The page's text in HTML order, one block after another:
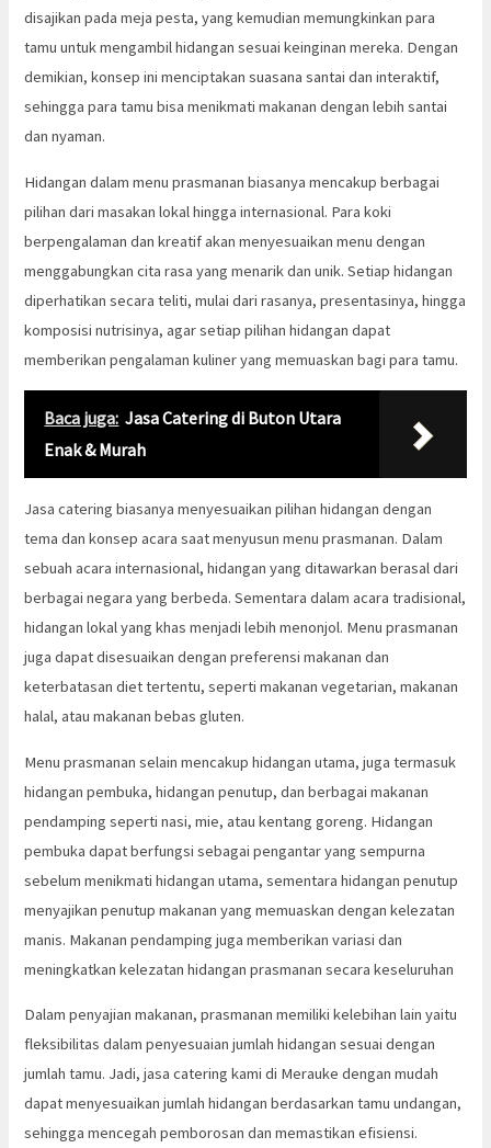
disajikan pada meja pesta, yang kemudian memungkinkan para
tamu untuk mengambil hidangan sesuai keinginan mereka. Dengan
demikian, konsep ini menciptakan suasana santai dan interaktif,
sehingga para tamu bisa menikmati makanan dengan lebih santai
dan nyaman.
Hidangan dalam menu prasmanan biasanya mencakup berbagai
pilihan dari masakan lokal hingga internasional. Para koki
berpengalaman dan kreatif akan menyesuaikan menu dengan
menggabungkan cita rasa yang menarik dan unik. Setiap hidangan
diperhatikan secara teliti, mulai dari rasanya, presentasinya, hingga
komposisi nutrisinya, agar setiap pilihan hidangan dapat
memberikan pengalaman kuliner yang memuaskan bagi para tamu.
Baca juga: Jasa Catering di Buton Utara
Enak & Murah
Jasa catering biasanya menyesuaikan pilihan hidangan dengan
tema dan konsep acara saat menyusun menu prasmanan. Dalam
sebuah acara internasional, hidangan yang ditawarkan berasal dari
berbagai negara yang berbeda. Sementara dalam acara tradisional,
hidangan lokal yang khas menjadi lebih menonjol. Menu prasmanan
juga dapat disesuaikan dengan preferensi makanan dan
keterbatasan diet tertentu, seperti makanan vegetarian, makanan
halal, atau makanan bebas gluten.
Menu prasmanan selain mencakup hidangan utama, juga termasuk
hidangan pembuka, hidangan penutup, dan berbagai makanan
pendamping seperti nasi, mie, atau kentang goreng. Hidangan
pembuka dapat berfungsi sebagai pengantar yang sempurna
sebelum menikmati hidangan utama, sementara hidangan penutup
menyajikan penutup makanan yang memuaskan dengan kelezatan
manis. Makanan pendamping juga memberikan variasi dan
meningkatkan kelezatan hidangan prasmanan secara keseluruhan
Dalam penyajian makanan, prasmanan memiliki kelebihan lain yaitu
fleksibilitas dalam penyesuaian jumlah hidangan sesuai dengan
jumlah tamu. Jadi, jasa catering kami di Merauke dengan mudah
dapat menyesuaikan jumlah hidangan berdasarkan tamu undangan,
sehingga mencegah pemborosan dan memastikan efisiensi.